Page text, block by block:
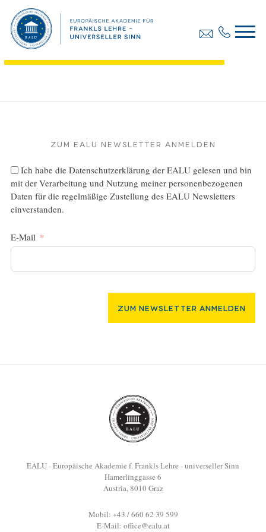
Diplomarbeit, Templ Gabriele
Dateigröße:
Zum EALU Newsletter anmelden
Ich habe die Datenschutzerklärung der EALU gelesen und bin
mit der Verarbeitung und Nutzung meiner personenbezogenen
Daten für die regelmäßige Zustellung des EALU Newsletters
einverstanden.
E-Mail
Zum Newsletter Anmelden
EALU - Europäische Akademie f. Frankls Lehre - universeller Sinn
Hamerlinggasse 6
Austria, 8010 Graz
Mobil: +43 / 660 62 39 599
E-Mail: office@ealu.at